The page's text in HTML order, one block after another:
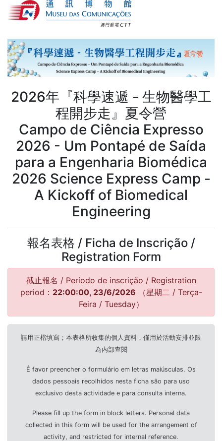
2026年『科學速遞 - 生物醫學工
程開步走』夏令營
Campo de Ciência Expresso
2026 - Um Pontapé de Saída
para a Engenharia Biomédica
2026 Science Express Camp -
A Kickoff of Biomedical
Engineering
報名表格 / Ficha de Inscrição /
Registration Form
截止報名 / Período de inscrição / Registration
period： 22:00:00, 23/6/2026 （星期二 / Terça-
Feira / Tuesday）
請用正楷填寫；本表格所收集的個人資料，僅用於活動安排並限
為內部查閱
É favor preencher o formulário em letras maiúsculas. Os
dados pessoais recolhidos nesta ficha são para uso
exclusivo desta actividade e para consulta interna.
Please fill up the form in block letters. Personal data
collected in this form will be used for the arrangement of
activity, and restricted for internal reference.